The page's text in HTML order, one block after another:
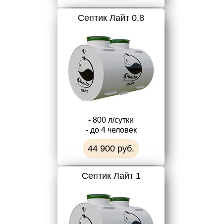
Септик Лайт 0,8
- 800 л/сутки
- до 4 человек
44 900 руб.
Септик Лайт 1